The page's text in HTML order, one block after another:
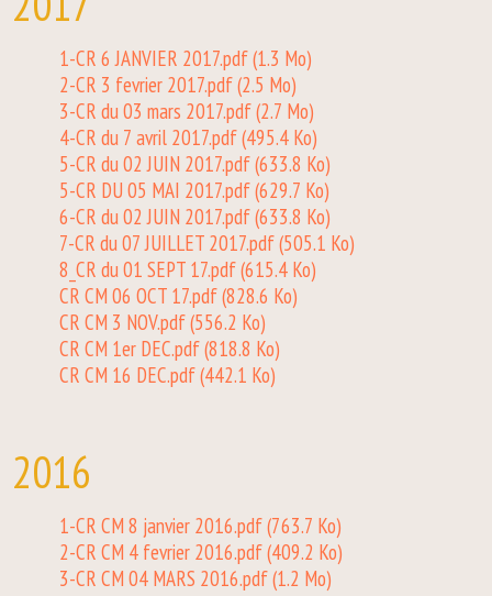
1-CR 6 JANVIER 2017.pdf(1.3 Mo)
2-CR 3 fevrier 2017.pdf(2.5 Mo)
3-CR du 03 mars 2017.pdf(2.7 Mo)
4-CR du 7 avril 2017.pdf(495.4 Ko)
5-CR du 02 JUIN 2017.pdf(633.8 Ko)
5-CR DU 05 MAI 2017.pdf(629.7 Ko)
6-CR du 02 JUIN 2017.pdf(633.8 Ko)
7-CR du 07 JUILLET 2017.pdf(505.1 Ko)
8_CR du 01 SEPT 17.pdf(615.4 Ko)
CR CM 06 OCT 17.pdf(828.6 Ko)
CR CM 3 NOV.pdf(556.2 Ko)
CR CM 1er DEC.pdf(818.8 Ko)
CR CM 16 DEC.pdf(442.1 Ko)
2016
1-CR CM 8 janvier 2016.pdf(763.7 Ko)
2-CR CM 4 fevrier 2016.pdf(409.2 Ko)
3-CR CM 04 MARS 2016.pdf(1.2 Mo)